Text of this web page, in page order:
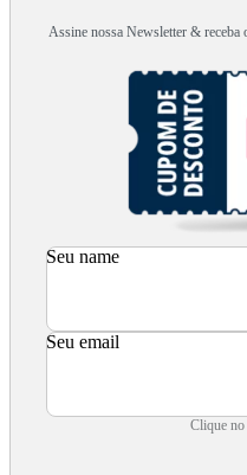
Assine nossa Newsletter & receba
Seu name
Seu email
Clique no